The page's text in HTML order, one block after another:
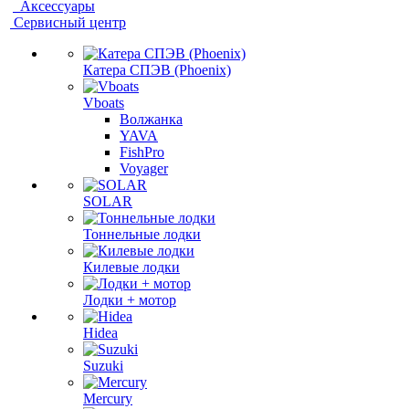
Аксессуары
Сервисный центр
Катера СПЭВ (Phoenix)
Vboats
Волжанка
YAVA
FishPro
Voyager
SOLAR
Тоннельные лодки
Килевые лодки
Лодки + мотор
Hidea
Suzuki
Mercury